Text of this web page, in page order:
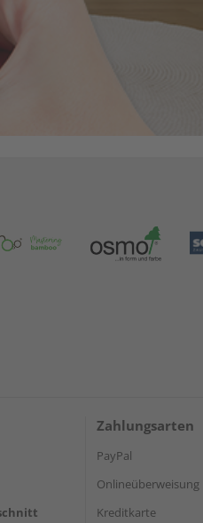
Zahlungsarten
PayPal
Onlineüberweisung
Kreditkarte